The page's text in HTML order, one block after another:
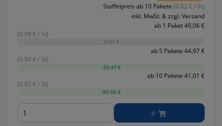
Staffelpreis ab 10 Pakete (0.82 € / St)
inkl. MwSt. & zzgl. Versand
ab 1 Paket 49,06 €
(0.98 € / St)
-0,00 €
ab 5 Pakete 44,97 €
(0.90 € / St)
-20,47 €
ab 10 Pakete 41,01 €
(0.82 € / St)
-80,56 €
Menge